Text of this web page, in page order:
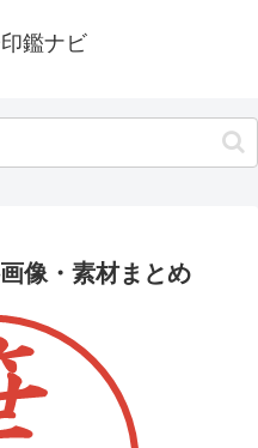
鑑ナビ
像・素材まとめ